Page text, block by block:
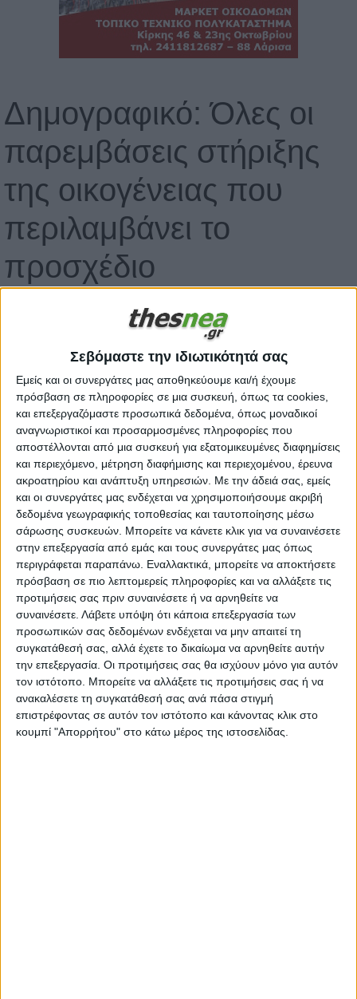
Σεβόμαστε την ιδιωτικότητά σας
Εμείς και οι συνεργάτες μας αποθηκεύουμε και/ή έχουμε
πρόσβαση σε πληροφορίες σε μια συσκευή, όπως τα cookies,
και επεξεργαζόμαστε προσωπικά δεδομένα, όπως μοναδικοί
αναγνωριστικοί και προσαρμοσμένες πληροφορίες που
αποστέλλονται από μια συσκευή για εξατομικευμένες διαφημίσεις
και περιεχόμενο, μέτρηση διαφήμισης και περιεχομένου, έρευνα
ακροατηρίου και ανάπτυξη υπηρεσιών. Με την άδειά σας, εμείς
και οι συνεργάτες μας ενδέχεται να χρησιμοποιήσουμε ακριβή
δεδομένα γεωγραφικής τοποθεσίας και ταυτοποίησης μέσω
σάρωσης συσκευών. Μπορείτε να κάνετε κλικ για να συναινέσετε
στην επεξεργασία από εμάς και τους συνεργάτες μας όπως
περιγράφεται παραπάνω. Εναλλακτικά, μπορείτε να αποκτήσετε
πρόσβαση σε πιο λεπτομερείς πληροφορίες και να αλλάξετε τις
προτιμήσεις σας πριν συναινέσετε ή να αρνηθείτε να
συναινέσετε. Λάβετε υπόψη ότι κάποια επεξεργασία των
προσωπικών σας δεδομένων ενδέχεται να μην απαιτεί τη
συγκατάθεσή σας, αλλά έχετε το δικαίωμα να αρνηθείτε αυτήν
την επεξεργασία. Οι προτιμήσεις σας θα ισχύουν μόνο για αυτόν
τον ιστότοπο. Μπορείτε να αλλάξετε τις προτιμήσεις σας ή να
ανακαλέσετε τη συγκατάθεσή σας ανά πάσα στιγμή
επιστρέφοντας σε αυτόν τον ιστότοπο και κάνοντας κλικ στο
κουμπί "Απορρήτου" στο κάτω μέρος της ιστοσελίδας.
Δημογραφικό: Όλες οι
παρεμβάσεις στήριξης
της οικογένειας που
περιλαμβάνει το
προσχέδιο
προϋπολογισμού 2025
Κοινωνία | 07.10.2024 | 21:12
Με γνώμονα την αντιμετώπιση του δημογραφικού
προβλήματος το οποίο αποτελεί ένα από τα
σημαντικότερα προβλήματα που αντιμετωπίζει
όχι μόνο η Ελλάδα, αλλά ολόκληρη η Ευρώπη και
οι υπόλοιπες αναπτυγμένες χώρες, η κυβέρνηση
υιοθετεί μέτρα στήριξης της οικογένειας τα οποία